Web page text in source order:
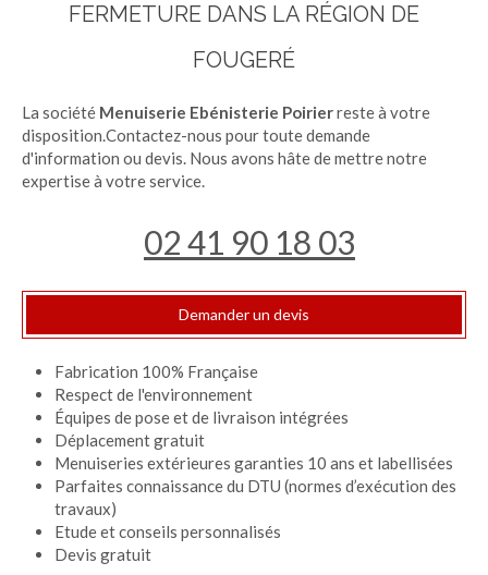
FERMETURE DANS LA RÉGION DE
FOUGERÉ
La société Menuiserie Ebénisterie Poirierreste à votre
disposition.Contactez-nous pour toute demande
d'information ou devis. Nous avons hâte de mettre notre
expertise à votre service.
02 41 90 18 03
Demander un devis
Fabrication 100% Française
Respect de l'environnement
Équipes de pose et de livraison intégrées
Déplacement gratuit
Menuiseries extérieures garanties 10 ans et labellisées
Parfaites connaissance du DTU (normes d’exécution des
travaux)
Etude et conseils personnalisés
Devis gratuit